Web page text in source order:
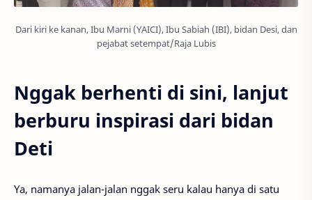
Dari kiri ke kanan, Ibu Marni (YAICI), Ibu Sabiah (IBI), bidan Desi, dan
pejabat setempat/Raja Lubis
Nggak berhenti di sini, lanjut
berburu inspirasi dari bidan
Deti
Ya, namanya jalan-jalan nggak seru kalau hanya di satu